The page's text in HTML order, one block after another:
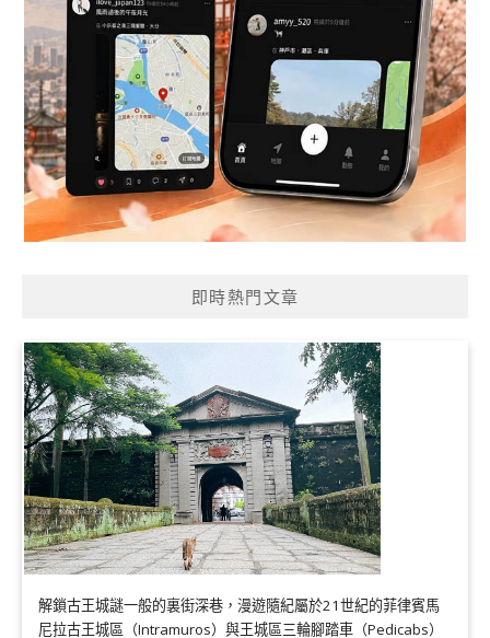
即時熱門文章
解鎖古王城謎一般的裏街深巷，漫遊隨紀屬於21世紀的菲律賓馬
尼拉古王城區（Intramuros）與王城區三輪腳踏車（Pedicabs）